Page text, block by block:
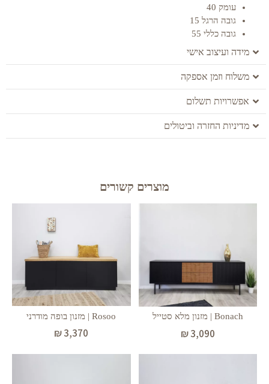
עומק 40
גובה הרגל 15
גובה כללי 55
מידה ועיצוב אישי
משלוח וזמן אספקה
אפשרויות תשלום
מדיניות החזרה וביטולים
מוצרים קשורים
Bonach | מזנון מלא סטייל
₪3,090
Rosoo | מזנון בופה מודרני
₪3,370